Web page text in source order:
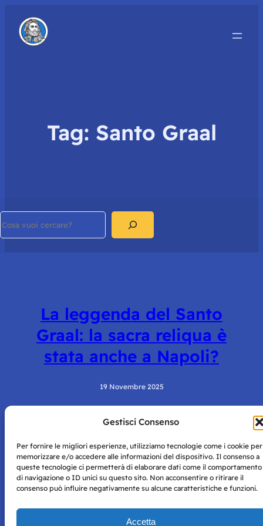
Gestisci Consenso
Per fornire le migliori esperienze, utilizziamo tecnologie come i cookie per
memorizzare e/o accedere alle informazioni del dispositivo. Il consenso a
queste tecnologie ci permetterà di elaborare dati come il comportamento
di navigazione o ID unici su questo sito. Non acconsentire o ritirare il
consenso può influire negativamente su alcune caratteristiche e funzioni.
Accetta
Tag: Santo Graal
La leggenda del Santo
Graal: la sacra reliqua è
stata anche a Napoli?
19 Novembre 2025
Napoli con autorizzazione numero 38 del 25/9/2019.
Tutte le immagini e i contenuti su questo sito sono forniti